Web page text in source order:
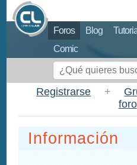
Foros Blog
Comic
Registrarse +
foro
Información